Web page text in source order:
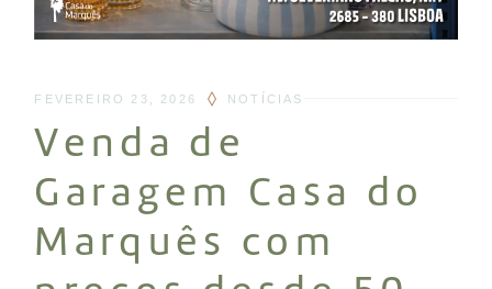
FEVEREIRO 23, 2026 NOTÍCIAS
Venda de
Garagem Casa do
Marquês com